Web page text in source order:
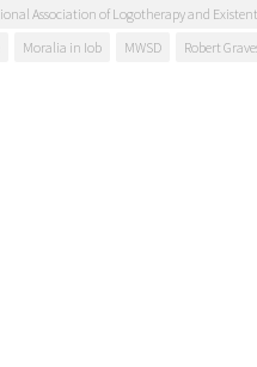
Association of Logotherapy and
Moralia in Iob MWSD Robert